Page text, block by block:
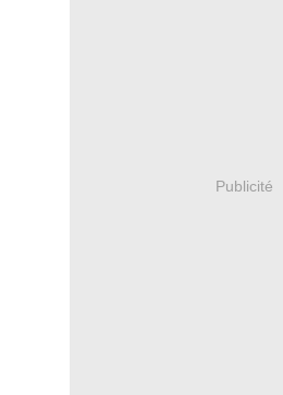
Publicité